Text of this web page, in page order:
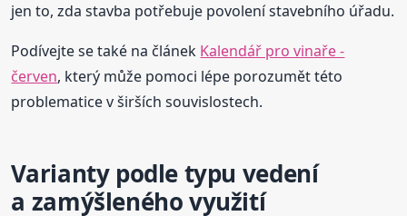
jen to, zda stavba potřebuje povolení stavebního úřadu.
Podívejte se také na článek Kalendář pro vinaře -
červen, který může pomoci lépe porozumět této
problematice v širších souvislostech.
Varianty podle typu vedení
a zamýšleného využití